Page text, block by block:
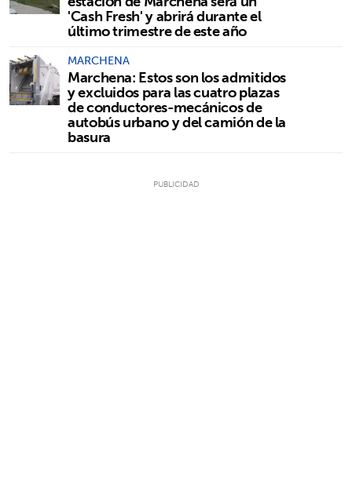
'Cash Fresh' y abrirá durante el
último trimestre de este año
MARCHENA
Marchena: Estos son los admitidos
y excluidos para las cuatro plazas
de conductores-mecánicos de
autobús urbano y del camión de la
basura